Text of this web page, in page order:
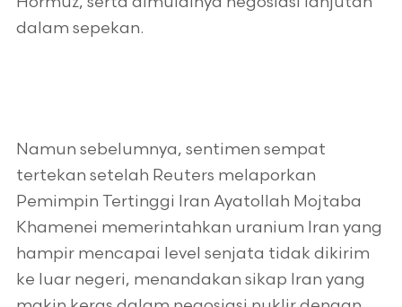
dalam sepekan.
Namun sebelumnya, sentimen sempat
tertekan setelah Reuters melaporkan
Pemimpin Tertinggi Iran Ayatollah Mojtaba
Khamenei memerintahkan uranium Iran yang
hampir mencapai level senjata tidak dikirim
ke luar negeri, menandakan sikap Iran yang